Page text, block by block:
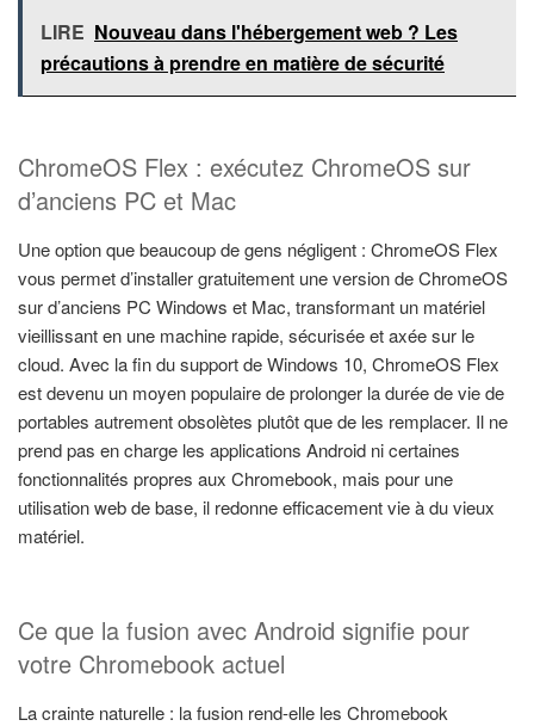
LIRE Nouveau dans l'hébergement web ? Les
précautions à prendre en matière de sécurité
ChromeOS Flex : exécutez ChromeOS sur
d’anciens PC et Mac
Une option que beaucoup de gens négligent : ChromeOS Flex
vous permet d’installer gratuitement une version de ChromeOS
sur d’anciens PC Windows et Mac, transformant un matériel
vieillissant en une machine rapide, sécurisée et axée sur le
cloud. Avec la fin du support de Windows 10, ChromeOS Flex
est devenu un moyen populaire de prolonger la durée de vie de
portables autrement obsolètes plutôt que de les remplacer. Il ne
prend pas en charge les applications Android ni certaines
fonctionnalités propres aux Chromebook, mais pour une
utilisation web de base, il redonne efficacement vie à du vieux
matériel.
Ce que la fusion avec Android signifie pour
votre Chromebook actuel
La crainte naturelle : la fusion rend-elle les Chromebook